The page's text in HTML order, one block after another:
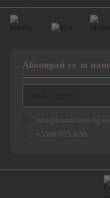
Абонирай се за
info@brandroom-
+359876753090